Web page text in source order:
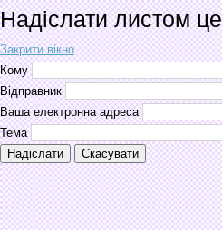
Надіслати листом
Закрити вікно
Кому
Відправник
Ваша електронна адреса
Тема
Надіслати
Скасувати